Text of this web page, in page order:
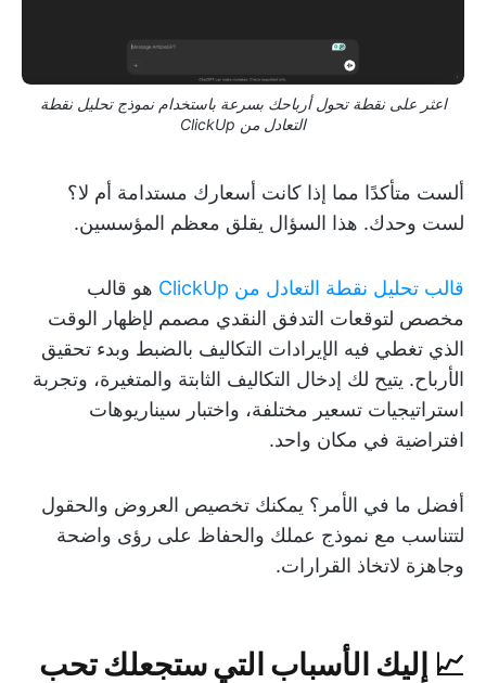
اعثر على نقطة تحول أرباحك بسرعة باستخدام نموذج تحليل نقطة
التعادل من ClickUp
ألست متأكدًا مما إذا كانت أسعارك مستدامة أم لا؟
لست وحدك. هذا السؤال يقلق معظم المؤسسين.
قالب تحليل نقطة التعادل من ClickUp
هو قالب
مخصص لتوقعات التدفق النقدي مصمم لإظهار الوقت
الذي تغطي فيه الإيرادات التكاليف بالضبط وبدء تحقيق
الأرباح. يتيح لك إدخال التكاليف الثابتة والمتغيرة، وتجربة
استراتيجيات تسعير مختلفة، واختبار سيناريوهات
افتراضية في مكان واحد.
أفضل ما في الأمر؟ يمكنك تخصيص العروض والحقول
لتتناسب مع نموذج عملك والحفاظ على رؤى واضحة
وجاهزة لاتخاذ القرارات.
📈 إليك الأسباب التي ستجعلك تحب